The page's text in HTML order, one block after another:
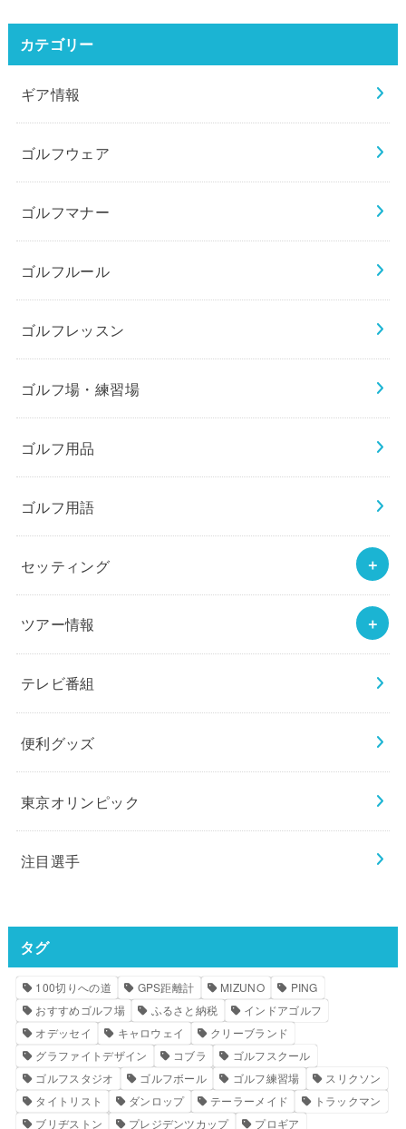
カテゴリー
ギア情報
ゴルフウェア
ゴルフマナー
ゴルフルール
ゴルフレッスン
ゴルフ場・練習場
ゴルフ用品
ゴルフ用語
セッティング
ツアー情報
テレビ番組
便利グッズ
東京オリンピック
注目選手
タグ
100切りへの道 GPS距離計 MIZUNO
PING
おすすめゴルフ場
ふるさと納税
インドアゴルフ
オデッセイ
キャロウェイ
クリーブランド
グラファイトデザイン
コブラ
ゴルフスクール
ゴルフスタジオ
ゴルフボール ゴルフ練習場
スリクソン
タイトリスト
ダンロップ テーラーメイド
トラックマン
ブリヂストン
プレジデンツカップ プロギア